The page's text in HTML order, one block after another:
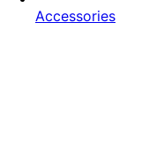
Accessories